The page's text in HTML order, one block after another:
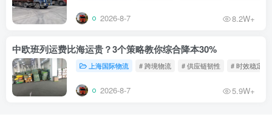
2026-8-7 8.2W+
中欧班列运费比海运贵？3个策略教你综合降本30%
上海国际物流 # 跨境物流 # 供应链韧性 # 时效稳定
2026-8-7 5.9W+